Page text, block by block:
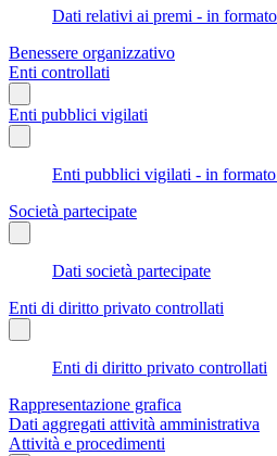
Dati relativi ai premi - in
Benessere organizzativo
Enti controllati
Enti pubblici vigilati
Enti pubblici vigilati - in formato
Società partecipate
Dati società partecipate
Enti di diritto privato controllati
Enti di diritto privato controllati
Rappresentazione grafica
Dati aggregati attività amministrativa
Attività e procedimenti